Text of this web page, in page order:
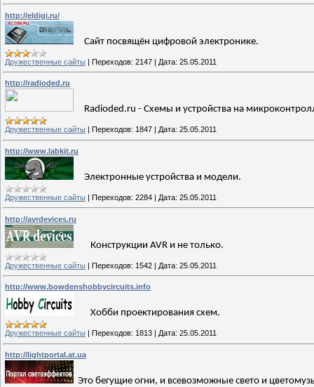
http://eldigi.ru/
Сайт посвящён цифровой электронике.
Дружественные сайты | Переходов: 2147 | Дата: 25.05.2011
http://radioded.ru
Radioded.ru - Схемы и устройства на
Дружественные сайты Переходов: 1847 Дата: 25.05.2011
http://www.labkit.ru
Электронные устройства и модели.
Дружественные сайты | Переходов: 2284 | Дата: 25.05.2011
http://avrdevices.ru
Конструкции AVR и не только.
Дружественные сайты | Переходов: 1542 | Дата: 25.05.2011
http://www.bowdenshobbycircuits.info
Хобби проектирования схем.
Дружественные сайты | Переходов: 1813 | Дата: 25.05.2011
http://lightportal.at.ua
Это бегущие огни, и всевозможные свето и